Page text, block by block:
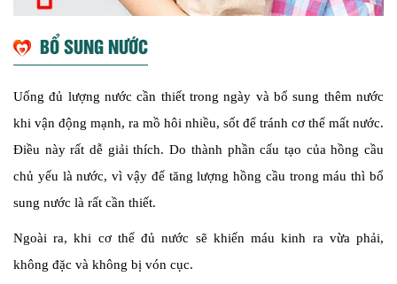
BỔ SUNG NƯỚC
Uống đủ lượng nước cần thiết trong ngày và bổ sung thêm nước
khi vận động mạnh, ra mồ hôi nhiều, sốt để tránh cơ thể mất nước.
Điều này rất dễ giải thích. Do thành phần cấu tạo của hồng cầu
chủ yếu là nước, vì vậy để tăng lượng hồng cầu trong máu thì bổ
sung nước là rất cần thiết.
Ngoài ra, khi cơ thể đủ nước sẽ khiến máu kinh ra vừa phải,
không đặc và không bị vón cục.